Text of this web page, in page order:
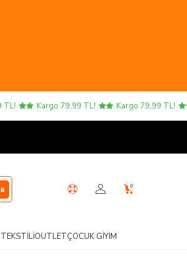
Kargo 79,99 TL! Kargo 79,99 TL!
0
OUTLETÇOCUK GIYIM